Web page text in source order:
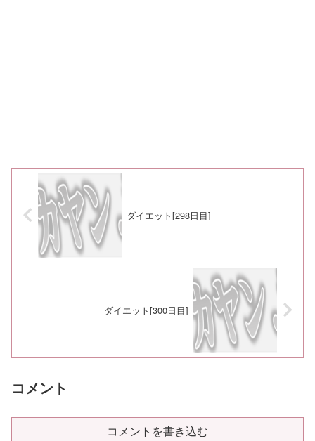
ダイエット[298日目]
ダイエット[300日目]
コメント
コメントを書き込む